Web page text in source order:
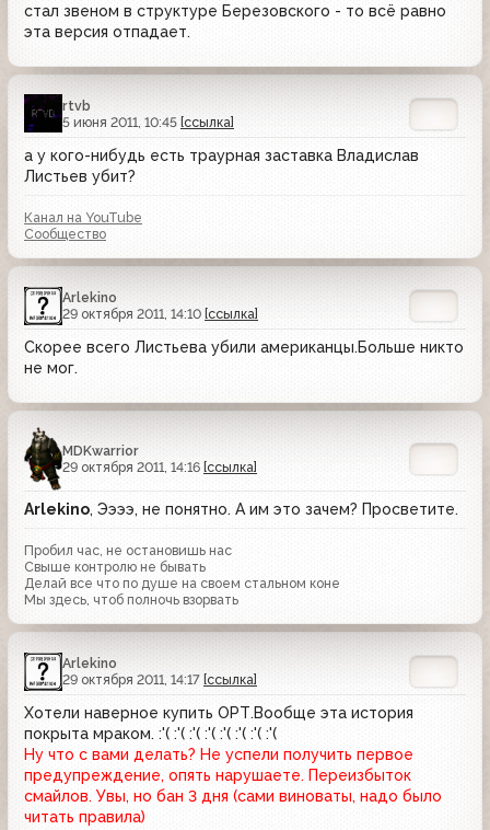
стал звеном в структуре Березовского - то всё равно
эта версия отпадает.
rtvb
5 июня 2011, 10:45 [ссылка]
а у кого-нибудь есть траурная заставка Владислав
Листьев убит?
Канал на YouTube
Сообщество
Arlekino
29 октября 2011, 14:10 [ссылка]
Скорее всего Листьева убили американцы.Больше никто
не мог.
MDKwarrior
29 октября 2011, 14:16 [ссылка]
Arlekino, Ээээ, не понятно. А им это зачем? Просветите.
Пробил час, не остановишь нас
Свыше контролю не бывать
Делай все что по душе на своем стальном коне
Мы здесь, чтоб полночь взорвать
Arlekino
29 октября 2011, 14:17 [ссылка]
Хотели наверное купить ОРТ.Вообще эта история
покрыта мраком. :'( :'( :'( :'( :'( :'( :'( :'(
Ну что с вами делать? Не успели получить первое
предупреждение, опять нарушаете. Переизбыток
смайлов. Увы, но бан 3 дня (сами виноваты, надо было
читать правила)